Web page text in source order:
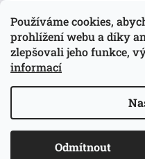
Používáme cookies,
prohlížení webu a díky
zlepšovali jeho funkce,
informací
Odmítnout
✍️ Napiš
Děkujeme, že
Vytvořil Shoptet